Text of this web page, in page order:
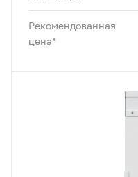
Рекомендованная
цена*